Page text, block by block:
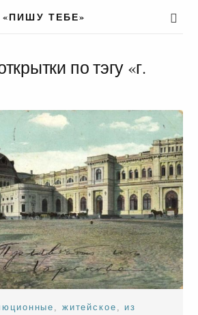
«ПИШУ ТЕБЕ»
по тэгу «г.
житейское
из